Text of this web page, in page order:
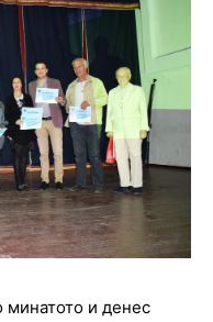
минатото и денес